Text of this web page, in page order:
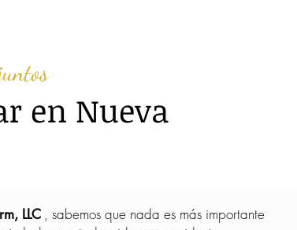
en Nueva
LLC , sabemos que nada es más importante